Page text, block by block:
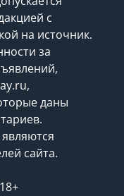
с
на источник.
за
даны
сайта.